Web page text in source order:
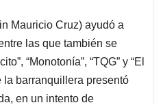
Mauricio Cruz) ayudó a
las que también se
“Monotonía”, “TQG” y “El
la barranquillera presentó
en un intento de